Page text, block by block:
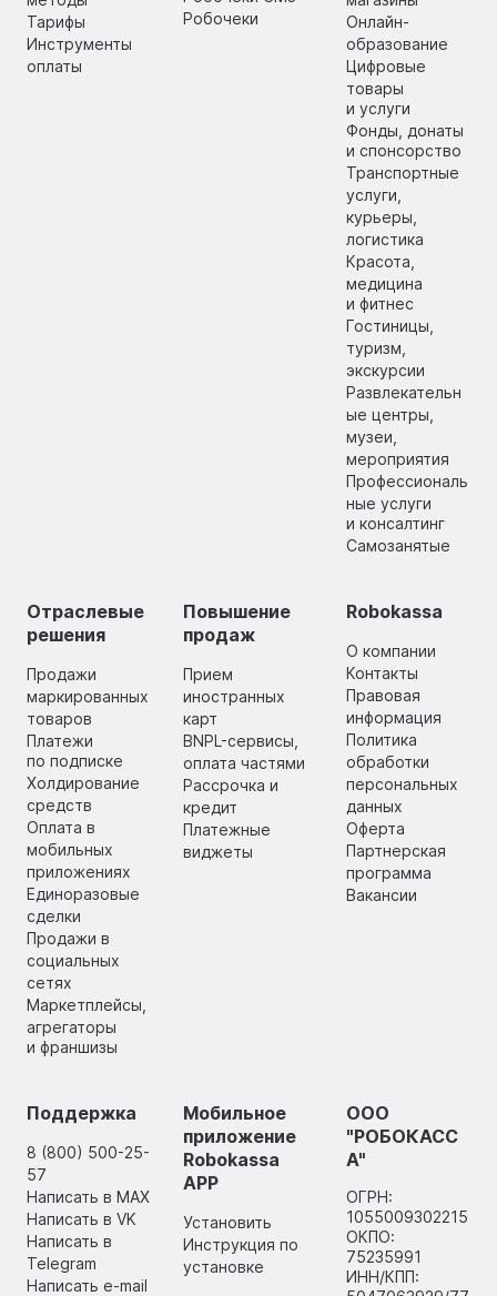
Тарифы
Инструменты
оплаты
Робочеки
Онлайн-
образование
Цифровые
товары
и услуги
Фонды, донаты
и спонсорство
Транспортные
услуги,
курьеры,
логистика
Красота,
медицина
и фитнес
Гостиницы,
туризм,
экскурсии
Развлекательн
ые центры,
музеи,
мероприятия
Профессиональ
ные услуги
и консалтинг
Самозанятые
Отраслевые
решения
Продажи
маркированных
товаров
Платежи
по подписке
Холдирование
средств
Оплата в
мобильных
приложениях
Единоразовые
сделки
Продажи в
социальных
сетях
Маркетплейсы,
агрегаторы
и франшизы
Повышение
продаж
Прием
иностранных
карт
BNPL-сервисы,
оплата частями
Рассрочка и
кредит
Платежные
виджеты
Robokassa
О компании
Контакты
Правовая
информация
Политика
обработки
персональных
данных
Оферта
Партнерская
программа
Вакансии
Поддержка
8 (800) 500-25-
57
Написать в MAX
Написать в VK
Написать в
Telegram
Написать e-mail
Мобильное
приложение
Robokassa
APP
Установить
Инструкция по
установке
ООО
"РОБОКАСС
А"
ОГРН:
1055009302215
ОКПО:
75235991
ИНН/КПП: